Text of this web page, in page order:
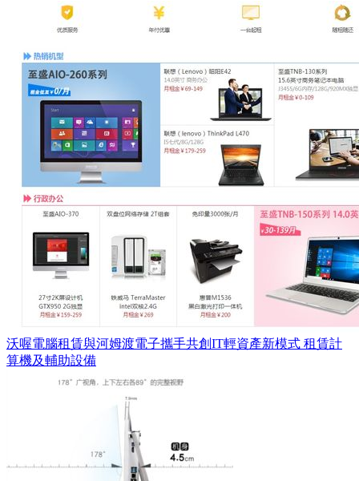
沃喔電腦租賃與河姆渡電子攜手共創IT輕資產新模式 租賃計
算機及輔助設備